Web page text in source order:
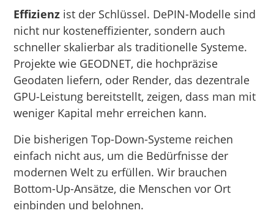
Effizienz ist der Schlüssel. DePIN-Modelle sind
nicht nur kosteneffizienter, sondern auch
schneller skalierbar als traditionelle Systeme.
Projekte wie GEODNET, die hochpräzise
Geodaten liefern, oder Render, das dezentrale
GPU-Leistung bereitstellt, zeigen, dass man mit
weniger Kapital mehr erreichen kann.
Die bisherigen Top-Down-Systeme reichen
einfach nicht aus, um die Bedürfnisse der
modernen Welt zu erfüllen. Wir brauchen
Bottom-Up-Ansätze, die Menschen vor Ort
einbinden und belohnen.